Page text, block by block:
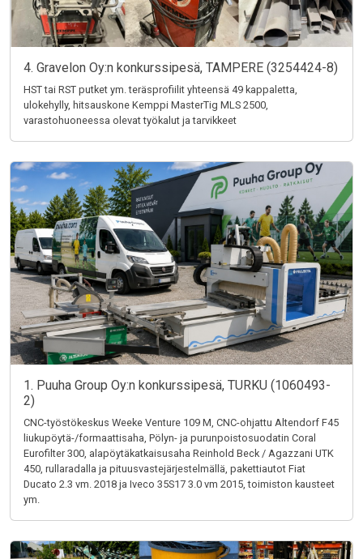
4. Gravelon Oy:n konkurssipesä, TAMPERE (3254424-8)
HST tai RST putket ym. teräsprofiilit yhteensä 49 kappaletta,
ulokehylly, hitsauskone Kemppi MasterTig MLS 2500,
varastohuoneessa olevat työkalut ja tarvikkeet
1. Puuha Group Oy:n konkurssipesä, TURKU (1060493-
2)
CNC-työstökeskus Weeke Venture 109 M, CNC-ohjattu Altendorf F45
liukupöytä-/formaattisaha, Pölyn- ja purunpoistosuodatin Coral
Eurofilter 300, alapöytäkatkaisusaha Reinhold Beck / Agazzani UTK
450, rullaradalla ja pituusvastejärjestelmällä, pakettiautot Fiat
Ducato 2.3 vm. 2018 ja Iveco 35S17 3.0 vm 2015, toimiston kausteet
ym.